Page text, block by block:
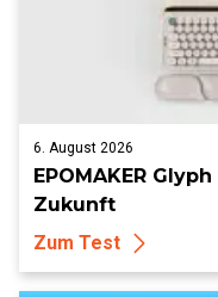
6. August 2026
EPOMAKER
Zukunft
Zum Test